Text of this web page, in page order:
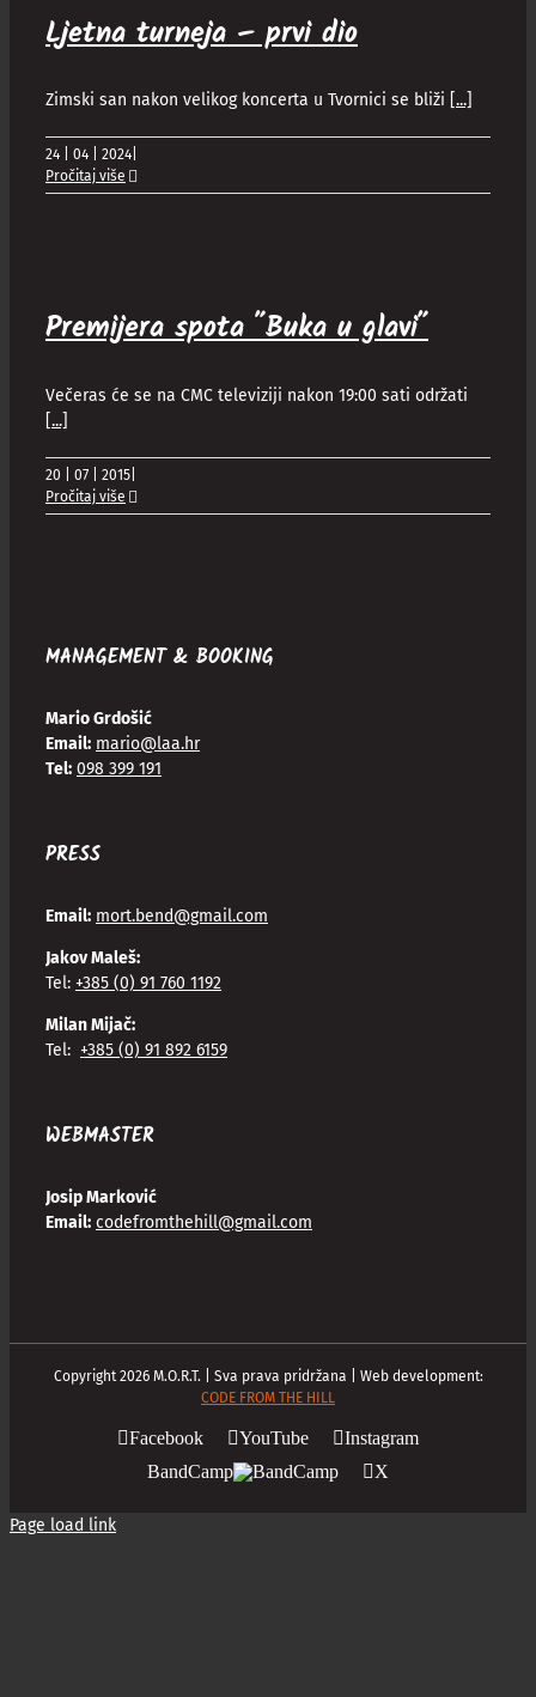
Ljetna turneja – prvi dio
Zimski san nakon velikog koncerta u Tvornici se bliži [...]
24 | 04 | 2024
Pročitaj više
Premijera spota ˝Buka u glavi˝
Večeras će se na CMC televiziji nakon 19:00 sati održati
[...]
20 | 07 | 2015
Pročitaj više
MANAGEMENT & BOOKING
Mario Grdošić
Email: mario@laa.hr
Tel: 098 399 191
PRESS
Email: mort.bend@gmail.com
Jakov Maleš:
Tel: +385 (0) 91 760 1192
Milan Mijač:
Tel: +385 (0) 91 892 6159
WEBMASTER
Josip Marković
Email: codefromthehill@gmail.com
Copyright 2026M.O.R.T. | Sva prava pridržana | Web development:
CODE FROM THE HILL
Facebook YouTube
Instagram
BandCamp
X
Page load link